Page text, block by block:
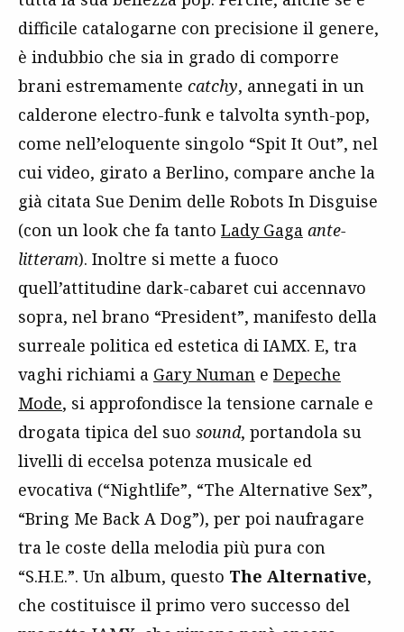
difficile catalogarne con precisione il genere,
è indubbio che sia in grado di comporre
brani estremamente catchy, annegati in un
calderone electro-funk e talvolta synth-pop,
come nell’eloquente singolo “Spit It Out”, nel
cui video, girato a Berlino, compare anche la
già citata Sue Denim delle Robots In Disguise
(con un look che fa tanto Lady Gaga ante-
litteram). Inoltre si mette a fuoco
quell’attitudine dark-cabaret cui accennavo
sopra, nel brano “President”, manifesto della
surreale politica ed estetica di IAMX. E, tra
vaghi richiami a Gary Numan e Depeche
Mode, si approfondisce la tensione carnale e
drogata tipica del suo sound, portandola su
livelli di eccelsa potenza musicale ed
evocativa (“Nightlife”, “The Alternative Sex”,
“Bring Me Back A Dog”), per poi naufragare
tra le coste della melodia più pura con
“S.H.E.”. Un album, questo The Alternative,
che costituisce il primo vero successo del